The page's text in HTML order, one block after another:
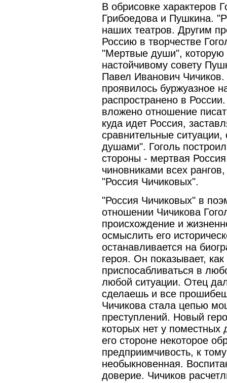
В обрисовке характеров
Грибоедова и Пушкина.
наших театров. Другим
Россию в творчестве
"Мертвые души", которую
настойчивому совету
Павел Иванович Чичиков.
проявилось буржуазное
распространено в
вложено отношение
куда идет Россия,
сравнительные
душами". Гоголь
стороны - мертвая
чиновниками всех
"Россия Чичиковых".
"Россия Чичиковых" в
отношении Чичикова
происхождение и
осмыслить его
останавливается на
героя. Он показывает,
приспосабливаться в
любой ситуации. Отец
сделаешь и все
Чичикова стала цепью
преступлений. Новый
которых нет у поместных
его стороне некоторое
предприимчивость, к
необыкновенная.
доверие. Чичиков